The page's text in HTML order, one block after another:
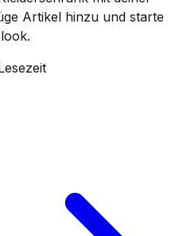
Artikel hinzu und starte